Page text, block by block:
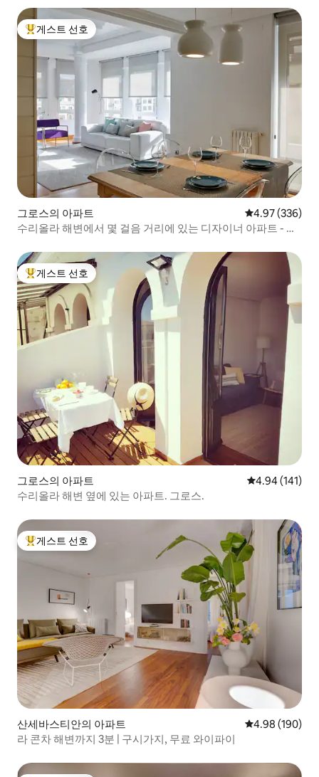
상위 게스트 선호
게스트 선호
그로스의 아파트 평점 4.97점(5
4.97 (336)
수리올라 해변에서 몇 걸음 거리에 있는 디자이너 아파트 - 에
상위 게스트 선호
게스트 선호
그로스의 아파트 평점 4.94점(5
4.94 (141)
수리올라 해변 옆에 있는 아파트. 그로스.
상위 게스트 선호
게스트 선호
산세바스티안의 아파트 평점 4.98점(5
4.98 (190)
라 콘차 해변까지 3분 | 구시가지, 무료 와이파이